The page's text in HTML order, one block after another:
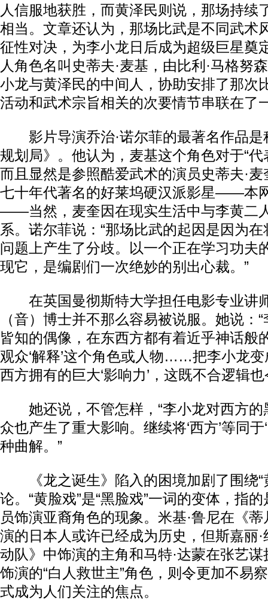
人信服地获胜，而黄泽民则说，那场持续
相当。文章还认为，那场比武是不同武术
征性对决，为李小龙日后成为超级巨星奠
人角色名叫史蒂夫·麦基，由比利·马格努
小龙与黄泽民的中间人，协助安排了那次
活动和武术宗旨相关的次要情节串联在了
影片导演乔治·诺尔菲的最著名作品是
规划局》。他认为，麦基这个角色对于“代
而且显然是参照酷爱武术的演员史蒂夫·
七十年代著名的好莱坞硬汉派影星——本
——当然，麦奎因在现实生活中与李黄二
系。诺尔菲说：“那场比武的起因是因为
问题上产生了分歧。以一个正在学习功夫
现它，是编剧们一次绝妙的别出心裁。”
在英国曼彻斯特大学担任电影专业讲
（音）博士并不那么容易被说服。她说：
皆知的偶像，在东西方都有着近乎神话般
观众‘解释’这个角色或人物……把李小龙
西方拥有的巨大‘影响力’，这既不合逻辑
她还说，不管怎样，“李小龙对西方的
众也产生了重大影响。继续将‘西方’等同于
种曲解。”
《龙之诞生》陷入的困境加剧了围绕“
论。“黄脸戏”是“黑脸戏”一词的变体，指
员饰演亚裔角色的现象。米基·鲁尼在《
演的日本人或许已经成为历史，但斯嘉丽
动队》中饰演的主角和马特·达蒙在张艺
饰演的“白人救世主”角色，则令更加不易
式成为人们关注的焦点。
动物系恋人啊 | 钟欣潼体验爱情哲学 南